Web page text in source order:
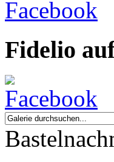
Fidelio